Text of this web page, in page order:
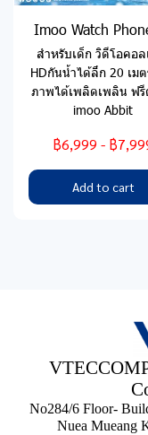
Imoo Watch
สำหรับเด็ก วิดีโอคอ
HDกันน้ำได้ลึก 20 เม
ภาพได้เพลิดเพลิน ฟรี
imoo Abbit
฿6,999 - ฿
Add to cart
No284/6 Floor-
Nuea Mueang